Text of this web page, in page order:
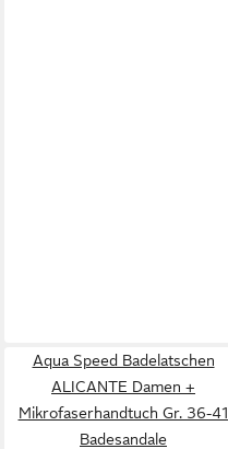
Aqua Speed Badelatschen
ALICANTE Damen +
Mikrofaserhandtuch Gr. 36-41
Badesandale